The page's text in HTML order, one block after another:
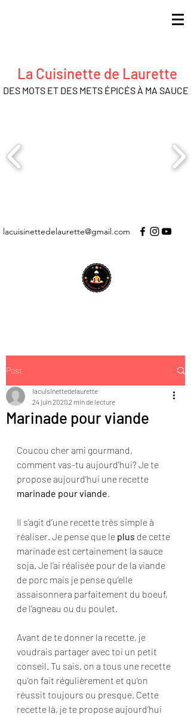
La Cuisinette de Laurette
DES MOTS ET DES METS ÉPICÉS À MA SAUCE
lacuisinettedelaurette@gmail.com
Post
Marinade pour viande
lacuisinettedelaurette
24 juin 20202 min de lecture
Coucou cher ami gourmand,
comment vas-tu aujourd’hui? Je te
propose aujourd’hui une recette
marinade pour viande.
Il s’agit d’une recette très simple à
réaliser. Je pense que le plus de cette
marinade est certainement la sauce
soja. Je l’ai réalisée pour de la viande
de porc mais je pense qu’elle
assaisonnera parfaitement du boeuf,
de l’agneau ou du poulet.
Avant de te donner la recette, je
voudrais partager avec toi un petit
conseil. Tu sais, on a tous une recette
qu’on fait régulièrement et qu’on
réussit toujours ou presque. Cette
recette là, je te propose aujourd’hui